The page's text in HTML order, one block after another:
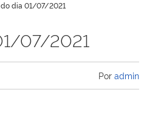
dia 01/07/2021
07/2021
Por admin